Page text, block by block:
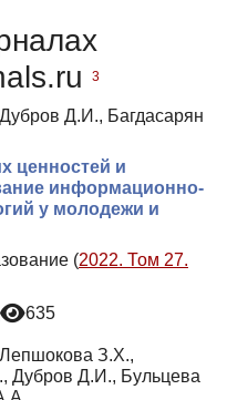
3
Д.И., Багдасарян
ценностей и
информационно-
у молодежи и
(2022. Том 27.
635
З.Х.,
Дубров Д.И., Бульцева